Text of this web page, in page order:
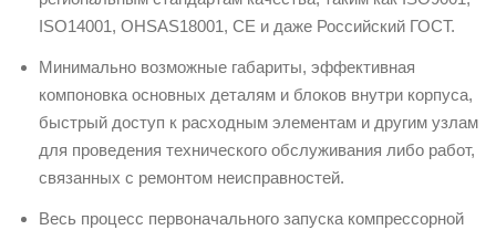
ISO14001, OHSAS18001, CE и даже Российский ГОСТ.
Минимально возможные габариты, эффективная
компоновка основных деталям и блоков внутри корпуса,
быстрый доступ к расходным элементам и другим узлам
для проведения технического обслуживания либо работ,
связанных с ремонтом неисправностей.
Весь процесс первоначального запуска компрессорной